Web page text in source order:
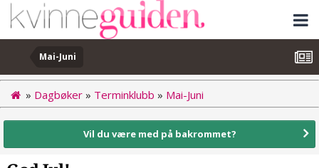
Mai-Juni
» Dagbøker » Terminklubb » Mai-Juni
Vil du være med på bakrommet?